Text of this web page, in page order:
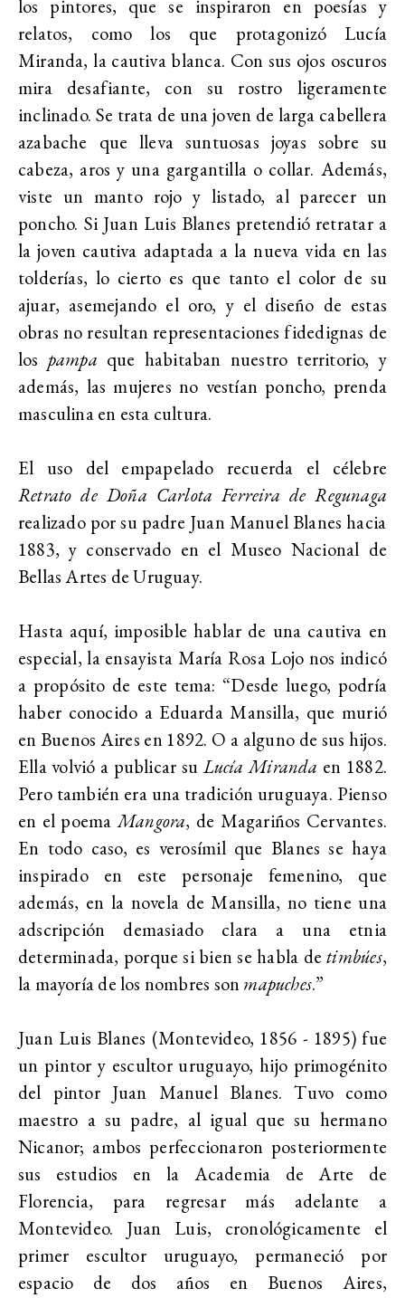
los pintores, que se inspiraron en poesías y
relatos, como los que protagonizó Lucía
Miranda, la cautiva blanca. Con sus ojos oscuros
mira desafiante, con su rostro ligeramente
inclinado. Se trata de una joven de larga cabellera
azabache que lleva suntuosas joyas sobre su
cabeza, aros y una gargantilla o collar. Además,
viste un manto rojo y listado, al parecer un
poncho. Si Juan Luis Blanes pretendió retratar a
la joven cautiva adaptada a la nueva vida en las
tolderías, lo cierto es que tanto el color de su
ajuar, asemejando el oro, y el diseño de estas
obras no resultan representaciones fidedignas de
los pampa que habitaban nuestro territorio, y
además, las mujeres no vestían poncho, prenda
masculina en esta cultura.
El uso del empapelado recuerda el célebre
Retrato de Doña Carlota Ferreira de Regunaga
realizado por su padre Juan Manuel Blanes hacia
1883, y conservado en el Museo Nacional de
Bellas Artes de Uruguay.
Hasta aquí, imposible hablar de una cautiva en
especial, la ensayista María Rosa Lojo nos indicó
a propósito de este tema: “Desde luego, podría
haber conocido a Eduarda Mansilla, que murió
en Buenos Aires en 1892. O a alguno de sus hijos.
Ella volvió a publicar suLucía Miranda en 1882.
Pero también era una tradición uruguaya. Pienso
en el poemaMangora, de Magariños Cervantes.
En todo caso, es verosímil que Blanes se haya
inspirado en este personaje femenino, que
además, en la novela de Mansilla, no tiene una
adscripción demasiado clara a una etnia
determinada, porque si bien se habla detimbúes,
la mayoría de los nombres sonmapuches.”
Juan Luis Blanes (Montevideo, 1856 - 1895) fue
un pintor y escultor uruguayo, hijo primogénito
del pintor Juan Manuel Blanes. Tuvo como
maestro a su padre, al igual que su hermano
Nicanor; ambos perfeccionaron posteriormente
sus estudios en la Academia de Arte de
Florencia, para regresar más adelante a
Montevideo. Juan Luis, cronológicamente el
primer escultor uruguayo, permaneció por
espacio de dos años en Buenos Aires,